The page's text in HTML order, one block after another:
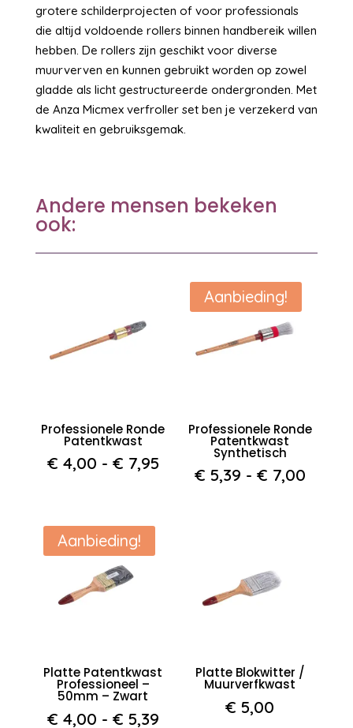
grotere schilderprojecten of voor professionals
die altijd voldoende rollers binnen handbereik willen
hebben. De rollers zijn geschikt voor diverse
muurverven en kunnen gebruikt worden op zowel
gladde als licht gestructureerde ondergronden. Met
de Anza Micmex verfroller set ben je verzekerd van
kwaliteit en gebruiksgemak.
Andere mensen bekeken
ook:
Professionele Ronde
Patentkwast
€ 4,00 - € 7,95Prijsklasse:
€ 4,00
Aanbieding!
Professionele Ronde
Patentkwast
Synthetisch
€ 5,39 - € 7,00
Aanbieding!
Platte Patentkwast
Professioneel –
50mm – Zwart
€ 4,00 - € 5,39Prijsklasse:
Platte Blokwitter /
Muurverfkwast
€ 5,00